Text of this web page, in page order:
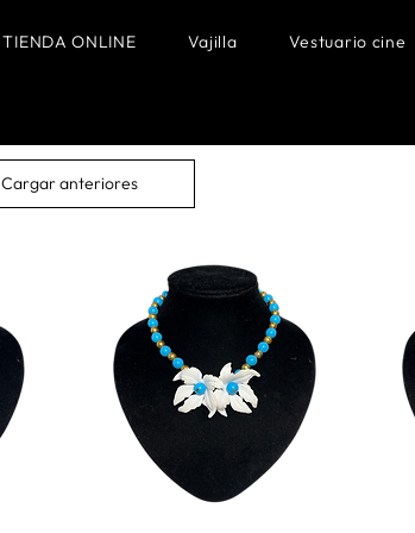
TIENDA ONLINE Vajilla Vestuario cine
Cargar anteriores